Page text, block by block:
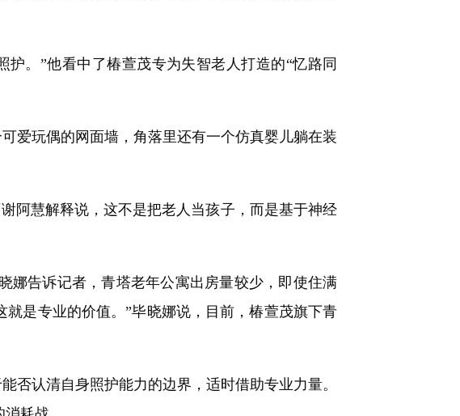
。”他看中了椿萱茂专为失智老人打造的“忆路同
玩偶的网面墙，角落里还有一个仿真婴儿躺在装
阿慧解释说，这不是把老人当孩子，而是基于神经
告诉记者，青塔老年公寓出房量较少，即使住满
是专业的价值。”毕晓娜说，目前，椿萱茂旗下青
认清自身照护能力的边界，适时借助专业力量。